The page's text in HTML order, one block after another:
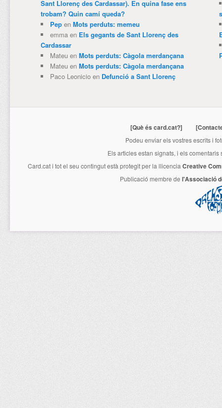
Sant Llorenç des Cardassar). En quina fase ens
trobam? Quin camí queda?
Pepen Mots perduts: memeu
emmaen Els gegants de Sant Llorenç des
Cardassar
Mateuen Mots perduts: Càgola merdançana
Mateuen Mots perduts: Càgola merdançana
Paco Leonicioen Defunció a Sant Llorenç
[Què és card.cat?]
Podeu enviar els vostres escrits i
Els articles estan signats, i els
Card.cati tot el seu contingut està protegit per la llicencia Creative
Publicació membre de l'Associació